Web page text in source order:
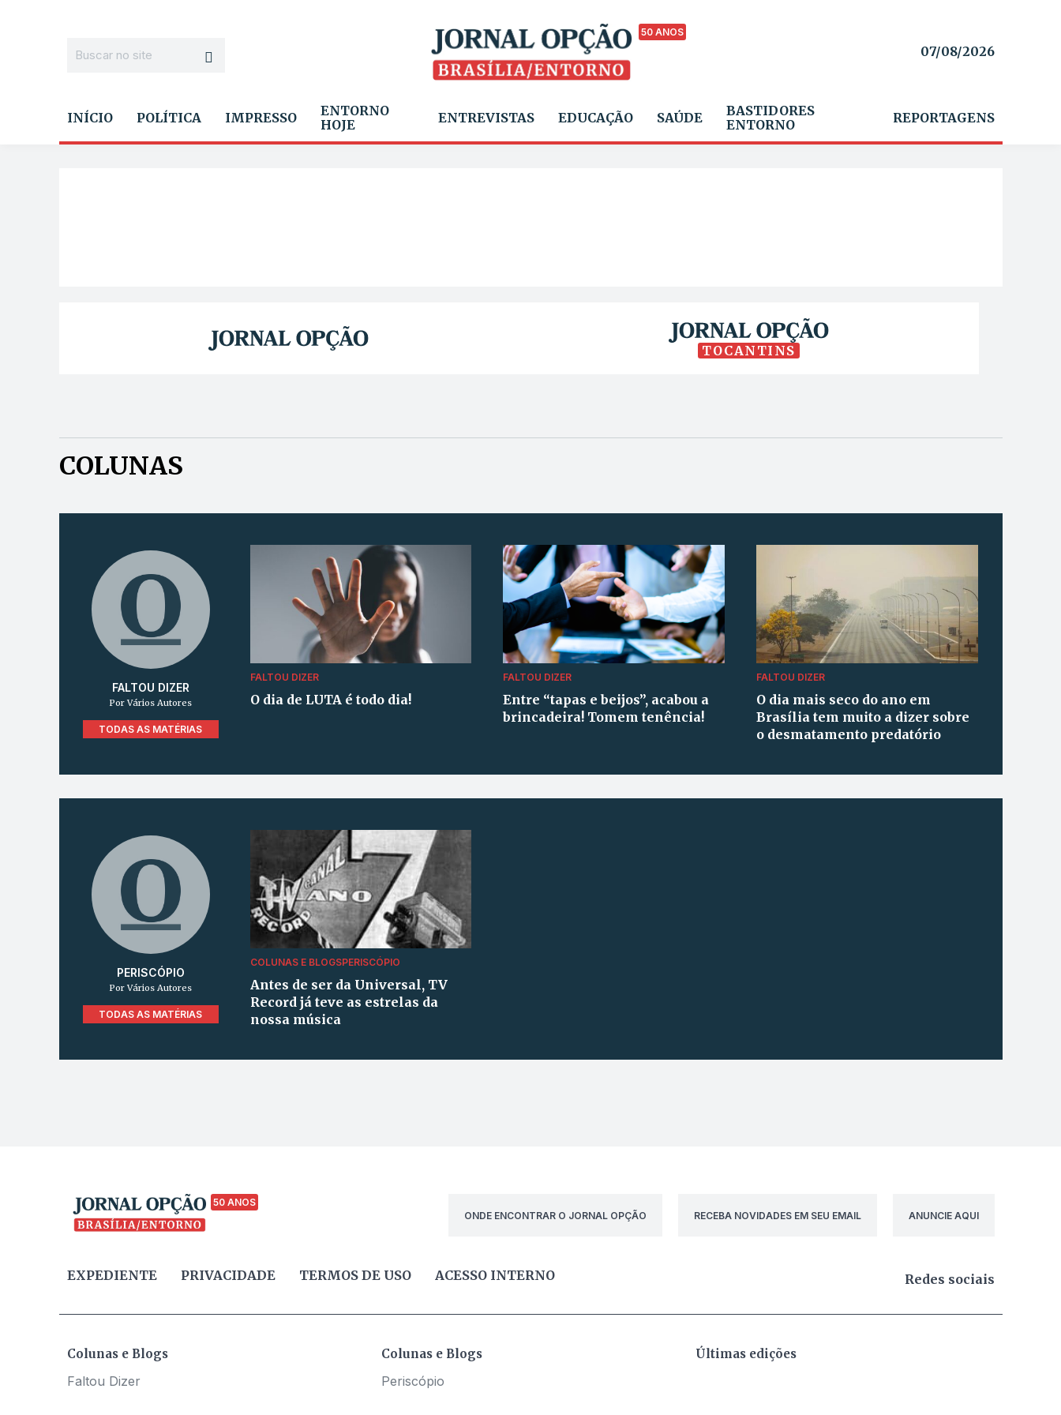
50 ANOS
07/08/2026
INÍCIO POLÍTICA IMPRESSO
ENTORNO
HOJE
ENTREVISTAS EDUCAÇÃO SAÚDE
BASTIDORES
ENTORNO
REPORTAGENS
TOCANTINS
COLUNAS
FALTOU DIZER
Por Vários Autores
TODAS AS MATÉRIAS
FALTOU DIZER
O dia de LUTA é todo dia!
FALTOU DIZER
Entre “tapas e beijos”, acabou a
brincadeira! Tomem tenência!
FALTOU DIZER
O dia mais seco do ano em
Brasília tem muito a dizer sobre
o desmatamento predatório
PERISCÓPIO
Por Vários Autores
TODAS AS MATÉRIAS
COLUNAS E BLOGSPERISCÓPIO
Antes de ser da Universal, TV
Record já teve as estrelas da
nossa música
50 ANOS
ONDE ENCONTRAR O JORNAL OPÇÃO
RECEBA NOVIDADES EM SEU EMAIL ANUNCIE AQUI
EXPEDIENTE PRIVACIDADE TERMOS DE USO ACESSO INTERNO Redes sociais
Colunas e Blogs
Faltou Dizer
Colunas e Blogs
Periscópio
Últimas edições